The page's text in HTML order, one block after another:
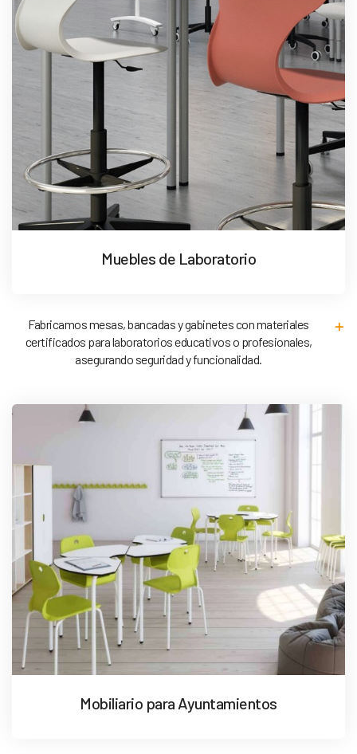
Muebles de Laboratorio
Fabricamos mesas, bancadas y gabinetes con materiales
certificados para laboratorios educativos o profesionales,
asegurando seguridad y funcionalidad.
Mobiliario para Ayuntamientos